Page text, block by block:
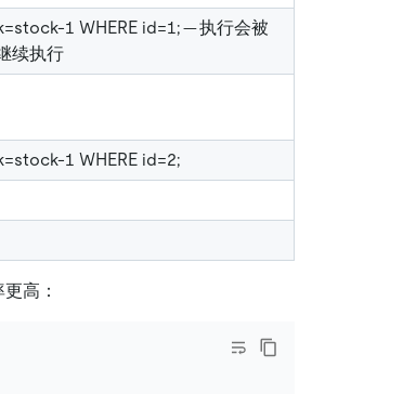
1 WHERE id=1; -- 执行会被
续执行
1 WHERE id=2;
高：